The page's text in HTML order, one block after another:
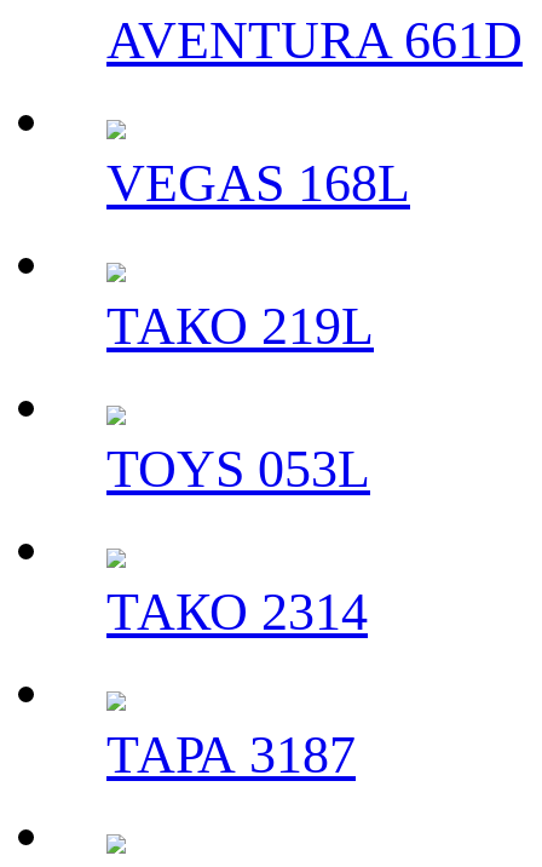
AVENTURA 661D
VEGAS 168L
ТАКО 219L
TOYS 053L
ТАКО 2314
ТАРА 3187